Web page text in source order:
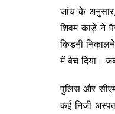
जांच के
शिवम काड़े ने
किडनी
में बेच दिया।
पुलिस और
कई निजी